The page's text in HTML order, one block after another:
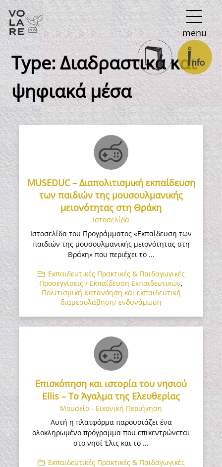
Κύρια
πλοήγηση
menu
Type:Διαδραστικά και
ψηφιακά μέσα
MUSEDUC – Διαπολιτισμική εκπαίδευση
των παιδιών της μουσουλμανικής
μειονότητας στη Θράκη
Ιστοσελίδα
Ιστοσελίδα του Προγράμματος «Εκπαίδευση των
παιδιών της μουσουλμανικής μειονότητας στη
Θράκη» που περιέχει το ...
Εκπαιδευτικές Πρακτικές & Παιδαγωγικές
Προσεγγίσεις / Εκπαίδευση Εκπαιδευτικών,
Πολιτισμική Κατανόηση και εκπαιδευτική
διαμεσολάβηση/ ενδυνάμωση
Επισκόπηση και ιστορία του νησιού
Ellis – Το Άγαλμα της Ελευθερίας
Μουσείο - Εικονική Περιήγηση
Αυτή η πλατφόρμα παρουσιάζει ένα
ολοκληρωμένο πρόγραμμα που επικεντρώνεται
στο νησί Έλις και το ...
Εκπαιδευτικές Πρακτικές & Παιδαγωγικές